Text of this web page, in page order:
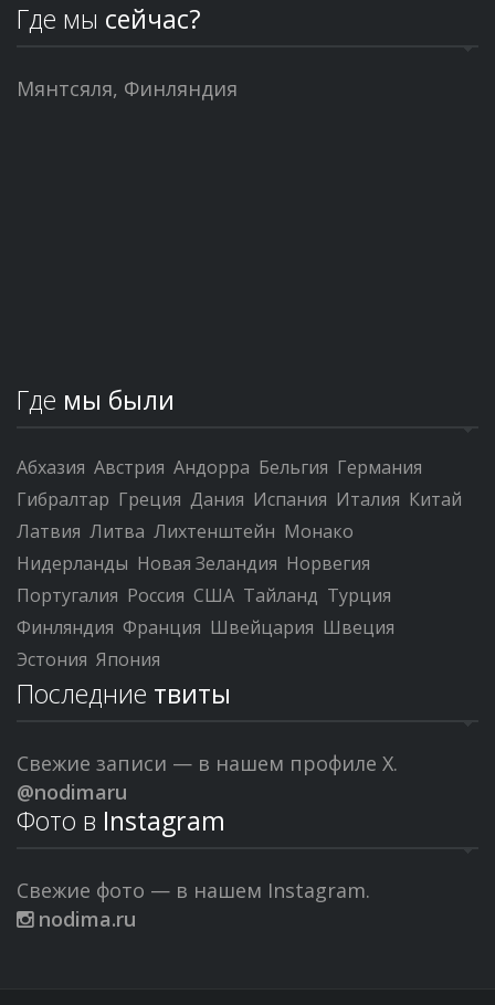
Где мы сейчас?
Мянтсяля, Финляндия
Где мы были
Абхазия Австрия Андорра Бельгия Германия
Гибралтар Греция Дания Испания Италия Китай
Латвия Литва Лихтенштейн Монако
Нидерланды Новая Зеландия Норвегия
Португалия Россия США Тайланд Турция
Финляндия Франция Швейцария Швеция
Эстония Япония
Последние твиты
Свежие записи — в нашем профиле X.
@nodimaru
Фото в Instagram
Свежие фото — в нашем Instagram.
nodima.ru